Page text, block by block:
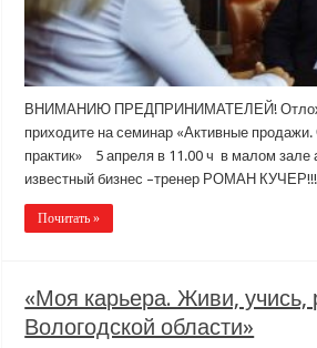
ВНИМАНИЮ ПРЕДПРИНИМАТЕЛЕЙ!
приходите на семинар «Активные
практик» 5 апреля в 11.00 ч в малом зале
известный бизнес –тренер РОМАН
Почитать »
«Моя карьера. Живи, учись,
Вологодской области»